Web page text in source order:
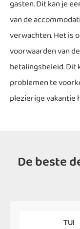
gasten. Dit kan je
van de
verwachten. Het is
voorwaarden van
betalingsbeleid. Dit
problemen te
plezierige vakantie
De beste
TUI